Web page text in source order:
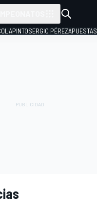
SERGIO PÉREZAPUESTAS